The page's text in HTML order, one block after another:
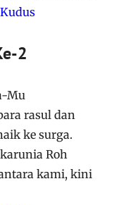
2
Mu
rasul dan
ke surga.
Roh
kami, kini